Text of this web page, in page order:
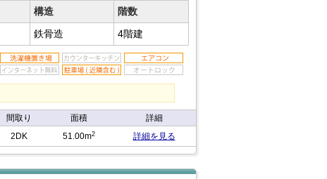
構造
階数
鉄骨造 4階建
間取り 面積
詳細
2DK 51.00m2 詳細を見る